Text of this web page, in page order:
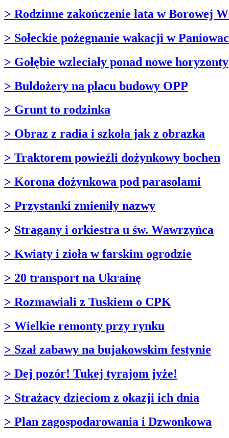
> Rodzinne zakończenie lata w Borowej
> Sołeckie pożegnanie wakacji w
> Gołębie wzleciały ponad nowe horyzonty
> Buldożery na placu budowy OPP
> Grunt to rodzinka
> Obraz z radia i szkoła jak z obrazka
> Traktorem powieźli dożynkowy bochen
> Korona dożynkowa pod parasolami
> Przystanki zmieniły nazwy
> Stragany i orkiestra u św. Wawrzyńca
> Kwiaty i zioła w farskim ogrodzie
> 20 transport na Ukrainę
> Rozmawiali z Tuskiem o CPK
> Wielkie remonty przy rynku
> Szał zabawy na bujakowskim festynie
> Dej pozór! Tukej tyrajom jyże!
> Strażacy dzieciom z okazji ich dnia
> Plan zagospodarowania i Dzwonkowa